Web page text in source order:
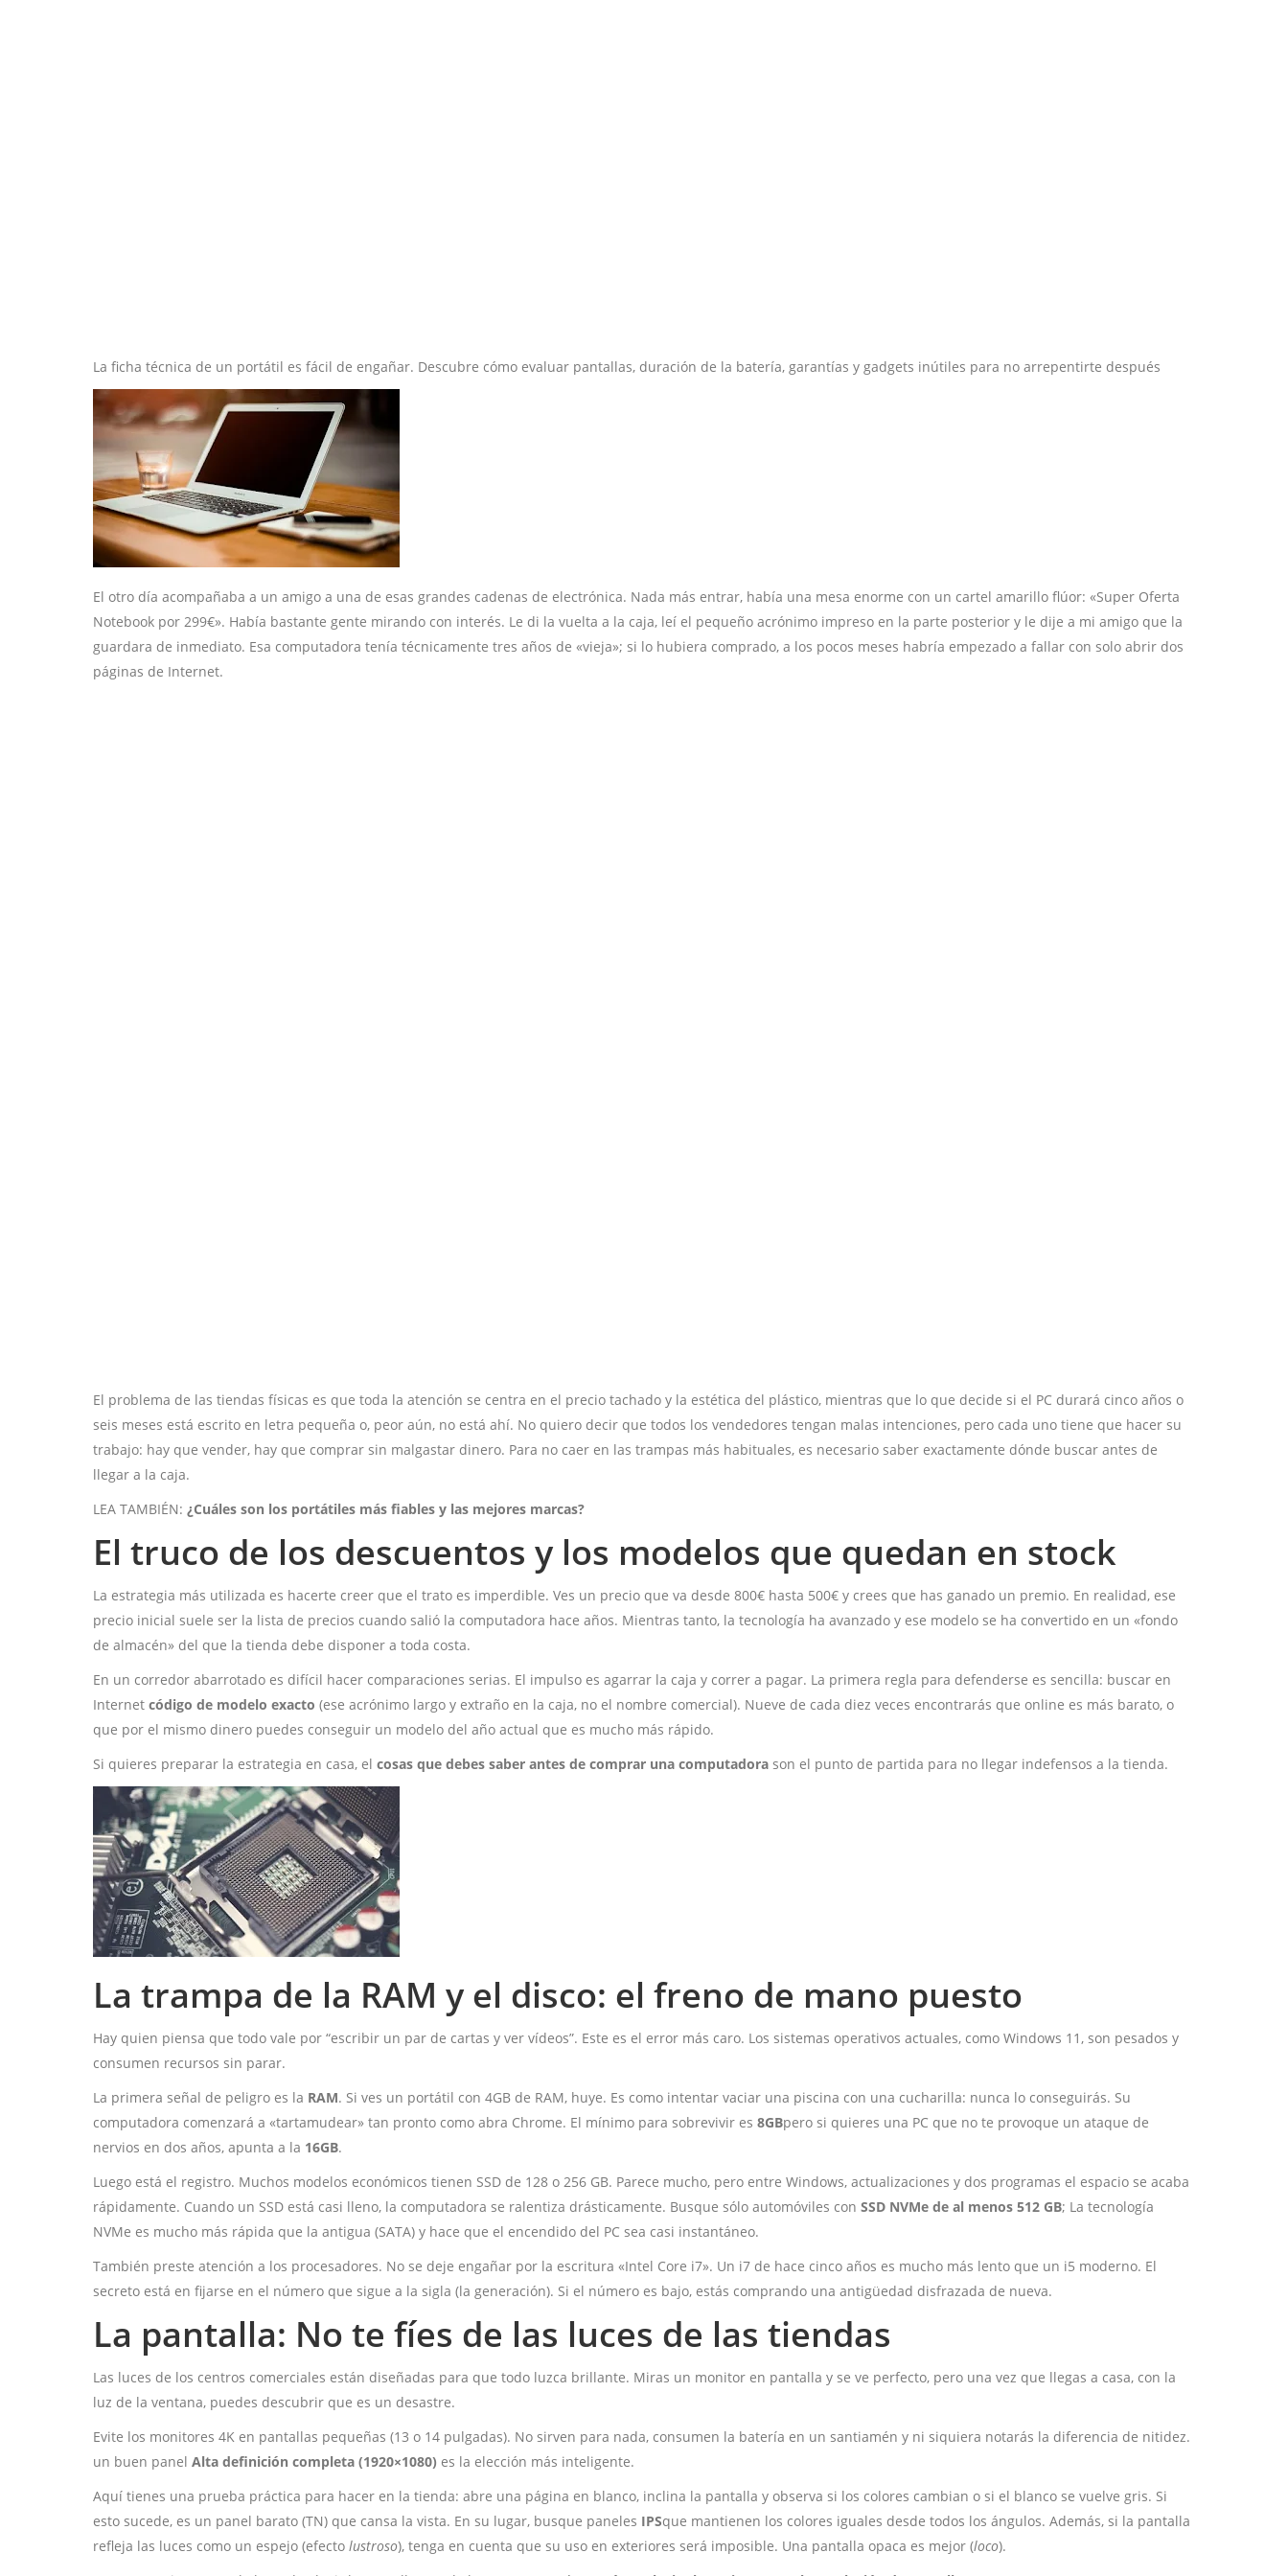
La ficha técnica de un portátil es fácil de engañar. Descubre cómo evaluar pantallas, duración de la batería, garantías y gadgets inútiles para no arrepentirte después
El otro día acompañaba a un amigo a una de esas grandes cadenas de electrónica. Nada más entrar, había una mesa enorme con un cartel amarillo flúor: «Super Oferta
Notebook por 299€». Había bastante gente mirando con interés. Le di la vuelta a la caja, leí el pequeño acrónimo impreso en la parte posterior y le dije a mi amigo que la
guardara de inmediato. Esa computadora tenía técnicamente tres años de «vieja»; si lo hubiera comprado, a los pocos meses habría empezado a fallar con solo abrir dos
páginas de Internet.
El problema de las tiendas físicas es que toda la atención se centra en el precio tachado y la estética del plástico, mientras que lo que decide si el PC durará cinco años o
seis meses está escrito en letra pequeña o, peor aún, no está ahí. No quiero decir que todos los vendedores tengan malas intenciones, pero cada uno tiene que hacer su
trabajo: hay que vender, hay que comprar sin malgastar dinero. Para no caer en las trampas más habituales, es necesario saber exactamente dónde buscar antes de
llegar a la caja.
LEA TAMBIÉN: ¿Cuáles son los portátiles más fiables y las mejores marcas?
El truco de los descuentos y los modelos que quedan en stock
La estrategia más utilizada es hacerte creer que el trato es imperdible. Ves un precio que va desde 800€ hasta 500€ y crees que has ganado un premio. En realidad, ese
precio inicial suele ser la lista de precios cuando salió la computadora hace años. Mientras tanto, la tecnología ha avanzado y ese modelo se ha convertido en un «fondo
de almacén» del que la tienda debe disponer a toda costa.
En un corredor abarrotado es difícil hacer comparaciones serias. El impulso es agarrar la caja y correr a pagar. La primera regla para defenderse es sencilla: buscar en
Internet código de modelo exacto (ese acrónimo largo y extraño en la caja, no el nombre comercial). Nueve de cada diez veces encontrarás que online es más barato, o
que por el mismo dinero puedes conseguir un modelo del año actual que es mucho más rápido.
Si quieres preparar la estrategia en casa, el cosas que debes saber antes de comprar una computadora son el punto de partida para no llegar indefensos a la tienda.
La trampa de la RAM y el disco: el freno de mano puesto
Hay quien piensa que todo vale por “escribir un par de cartas y ver vídeos”. Este es el error más caro. Los sistemas operativos actuales, como Windows 11, son pesados ​​y
consumen recursos sin parar.
La primera señal de peligro es la RAM. Si ves un portátil con 4GB de RAM, huye. Es como intentar vaciar una piscina con una cucharilla: nunca lo conseguirás. Su
computadora comenzará a «tartamudear» tan pronto como abra Chrome. El mínimo para sobrevivir es 8GBpero si quieres una PC que no te provoque un ataque de
nervios en dos años, apunta a la 16GB.
Luego está el registro. Muchos modelos económicos tienen SSD de 128 o 256 GB. Parece mucho, pero entre Windows, actualizaciones y dos programas el espacio se acaba
rápidamente. Cuando un SSD está casi lleno, la computadora se ralentiza drásticamente. Busque sólo automóviles con SSD NVMe de al menos 512 GB; La tecnología
NVMe es mucho más rápida que la antigua (SATA) y hace que el encendido del PC sea casi instantáneo.
También preste atención a los procesadores. No se deje engañar por la escritura «Intel Core i7». Un i7 de hace cinco años es mucho más lento que un i5 moderno. El
secreto está en fijarse en el número que sigue a la sigla (la generación). Si el número es bajo, estás comprando una antigüedad disfrazada de nueva.
La pantalla: No te fíes de las luces de las tiendas
Las luces de los centros comerciales están diseñadas para que todo luzca brillante. Miras un monitor en pantalla y se ve perfecto, pero una vez que llegas a casa, con la
luz de la ventana, puedes descubrir que es un desastre.
Evite los monitores 4K en pantallas pequeñas (13 o 14 pulgadas). No sirven para nada, consumen la batería en un santiamén y ni siquiera notarás la diferencia de nitidez.
un buen panel Alta definición completa (1920×1080) es la elección más inteligente.
Aquí tienes una prueba práctica para hacer en la tienda: abre una página en blanco, inclina la pantalla y observa si los colores cambian o si el blanco se vuelve gris. Si
esto sucede, es un panel barato (TN) que cansa la vista. En su lugar, busque paneles IPSque mantienen los colores iguales desde todos los ángulos. Además, si la pantalla
refleja las luces como un espejo (efecto lustroso), tenga en cuenta que su uso en exteriores será imposible. Una pantalla opaca es mejor (loco).